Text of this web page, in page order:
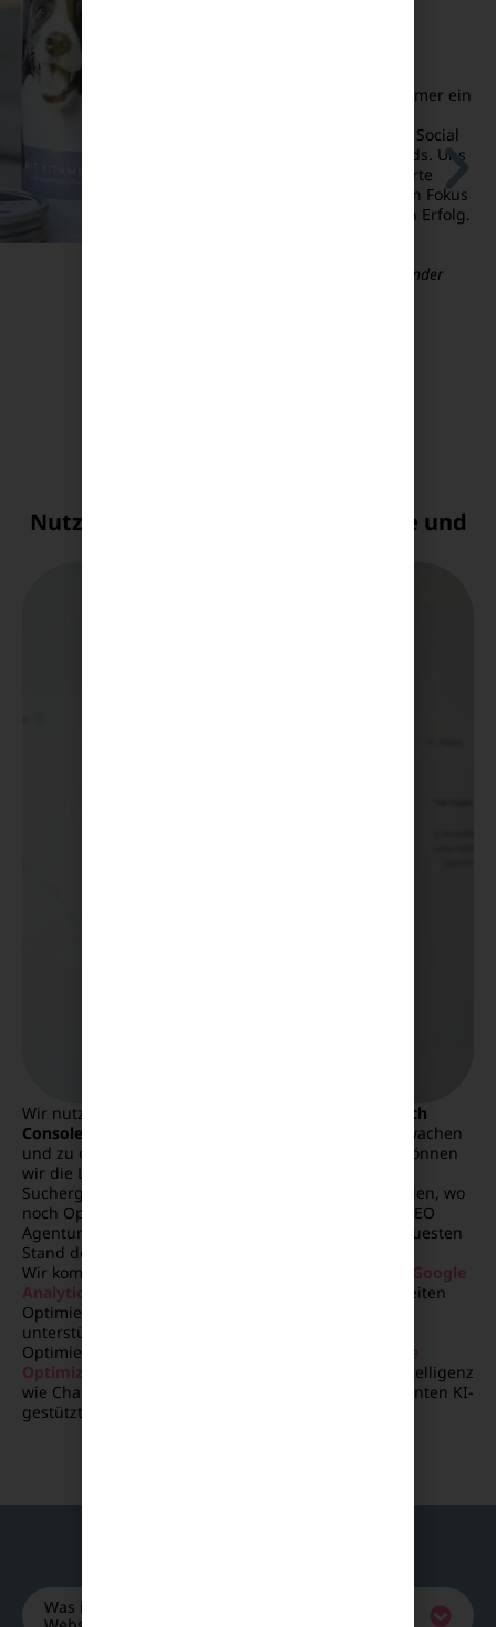
Zusammenarbeit, immer ein
Expertise im Bereich Social
Media und Google Ads. Uns
gefällt die strukturierte
Arbeitsweise und den Fokus
auf den langfristigen Erfolg.
Geschäftsführer & Gründer
Nutzung von Tools zur SEO-Analyse und
Wir nutzen bewährte SEO-Tools wie die
Google Search
Console , um deine Webseite kontinuierlich zu überwachen
und zu optimieren. Mit der Google Search Console können
wir die Leistung deiner Website in den Google-
Suchergebnissen detailliert analysieren und feststellen, wo
noch Optimierungspotenzial besteht. So stellt eine SEO
Agentur sicher, dass deine Seite ständig auf dem neuesten
Stand der SEO-Technik bleibt.
Wir kombinieren diese Daten mit anderen Tools wie
Google
Analytics
, um eine ganzheitliche Analyse und Webseiten
Optimierung zu gewährleisten. Darüber hinaus
unterstützen wir dich mit fortschrittlichen
Optimierungsmethoden wie
GEO (Generative Engine
Optimization)
, die deine Webseite für Künstliche Intelligenz
wie Chat GPT optimieren, sodass sie besser in relevanten KI-
gestützten Tools gefunden und erwähnt wird.
Was ist SEO und warum ist es wichtig für meine